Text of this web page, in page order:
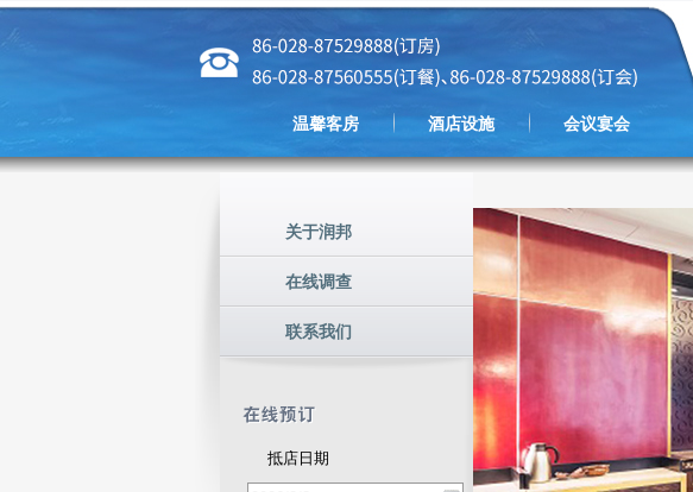
温馨客房 酒店设施 会议宴会
关于润邦
在线调查
联系我们
抵店日期